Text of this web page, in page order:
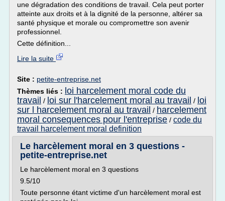
une dégradation des conditions de travail. Cela peut porter
atteinte aux droits et à la dignité de la personne, altérer sa
santé physique et morale ou compromettre son avenir
professionnel.
Cette définition...
Lire la suite
Site : petite-entreprise.net
Thèmes liés : loi harcelement moral code du
travail / loi sur l'harcelement moral au travail / loi
sur l harcelement moral au travail / harcelement
moral consequences pour l'entreprise / code du
travail harcelement moral definition
Le harcèlement moral en 3 questions -
petite-entreprise.net
Le harcèlement moral en 3 questions
9.5/10
Toute personne étant victime d'un harcèlement moral est